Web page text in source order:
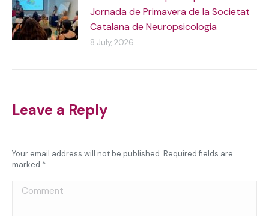
Jornada de Primavera de la Societat
Catalana de Neuropsicologia
8 July, 2026
Leave a Reply
Your email address will not be published. Required fields are
marked *
Comment